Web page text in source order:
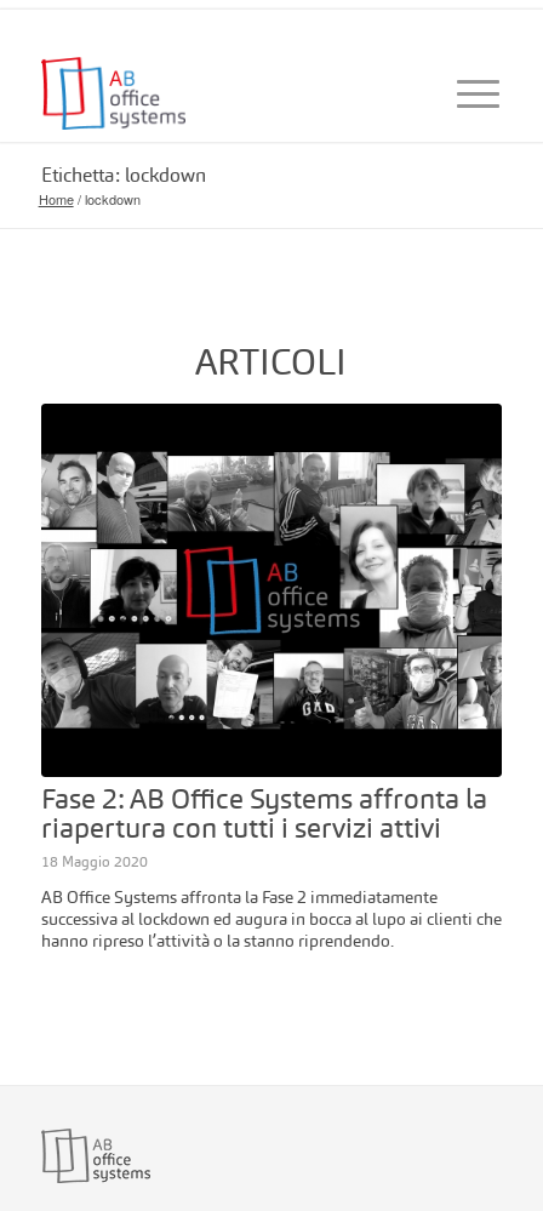
Etichetta: lockdown
Home/lockdown
ARTICOLI
Fase 2: AB Office Systems affronta la
riapertura con tutti i servizi attivi
18 Maggio 2020
AB Office Systems affronta la Fase 2 immediatamente
successiva al lockdown ed augura in bocca al lupo ai clienti che
hanno ripreso l’attività o la stanno riprendendo.